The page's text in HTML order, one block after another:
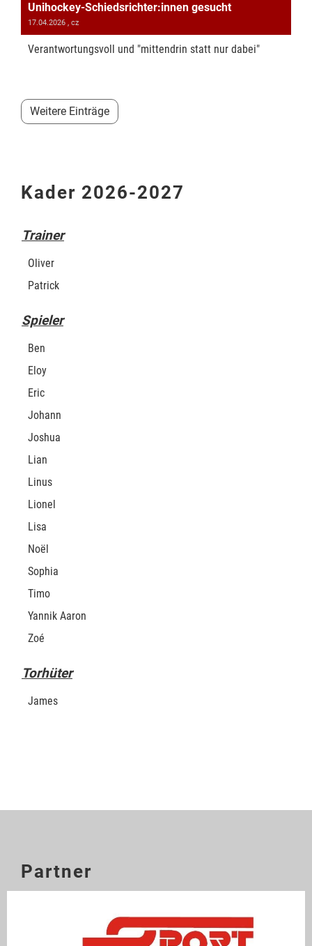
Unihockey-Schiedsrichter:innen gesucht
17.04.2026 , cz
Verantwortungsvoll und "mittendrin statt nur dabei"
Weitere Einträge
Kader 2026-2027
Trainer
Oliver
Patrick
Spieler
Ben
Eloy
Eric
Johann
Joshua
Lian
Linus
Lionel
Lisa
Noël
Sophia
Timo
Yannik Aaron
Zoé
Torhüter
James
Partner